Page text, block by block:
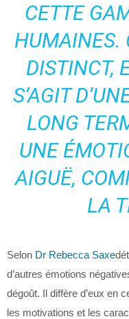
CETTE
HUMAINES.
DISTINCT,
S’AGIT
LONG
UNE
AIGUË,
LA
Selon Dr Rebecca Saxe
d’autres émotions
dégoût. Il diffère d’eux en
les motivations et les